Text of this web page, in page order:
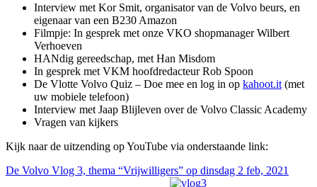
Interview met Kor Smit, organisator van de Volvo beurs, en
eigenaar van een B230 Amazon
Filmpje: In gesprek met onze VKO shopmanager Wilbert
Verhoeven
HANdig gereedschap, met Han Misdom
In gesprek met VKM hoofdredacteur Rob Spoon
De Vlotte Volvo Quiz – Doe mee en log in op kahoot.it (met
uw mobiele telefoon)
Interview met Jaap Blijleven over de Volvo Classic Academy
Vragen van kijkers
Kijk naar de uitzending op YouTube via onderstaande link:
De Volvo Vlog 3, thema “Vrijwilligers” op dinsdag 2 feb, 2021